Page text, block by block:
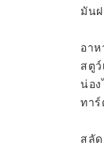
มันฝ
อา
สตูว์
น่อง
ทาร์
สลัด